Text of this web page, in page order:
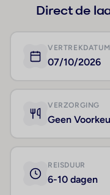
Direct de
VERTREKDATUM
07/10/2026
VERZORGING
Geen
REISDUUR
6-10 dagen